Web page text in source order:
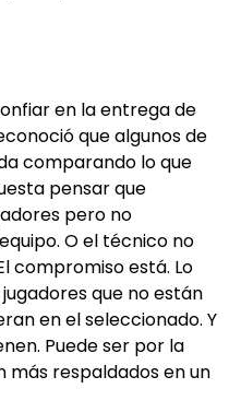
en la entrega de
que algunos de
comparando lo que
pensar que
pero no
O el técnico no
compromiso está. Lo
que no están
en el seleccionado. Y
Puede ser por la
más respaldados en un